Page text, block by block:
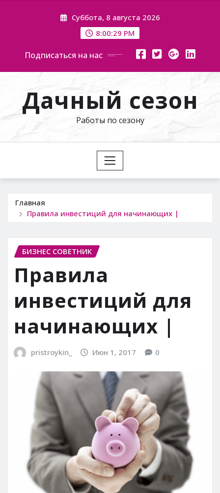
Суббота, 8 августа 2026
8:00:30 PM
Подписаться на нас
Дачный сезон
Работы по сезону
Главная
Правила инвестиций для начинающих |
БИЗНЕС СОВЕТНИК
Правила
инвестиций для
начинающих |
pristroykin_ Июн 1, 2017 0